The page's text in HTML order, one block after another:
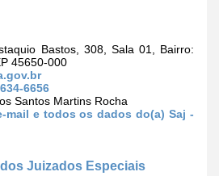
Bastos, 308, Sala 01, Bairro:
45650-000
6656
Santos Martins Rocha
mail e todos os dados do(a) Saj -
Juizados Especiais